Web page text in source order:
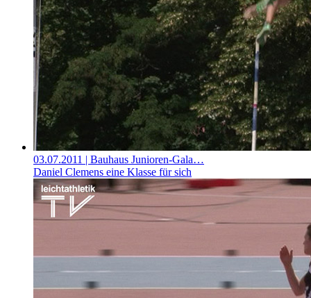
03.07.2011 | Bauhaus Junioren-Gala…
Daniel Clemens eine Klasse für sich